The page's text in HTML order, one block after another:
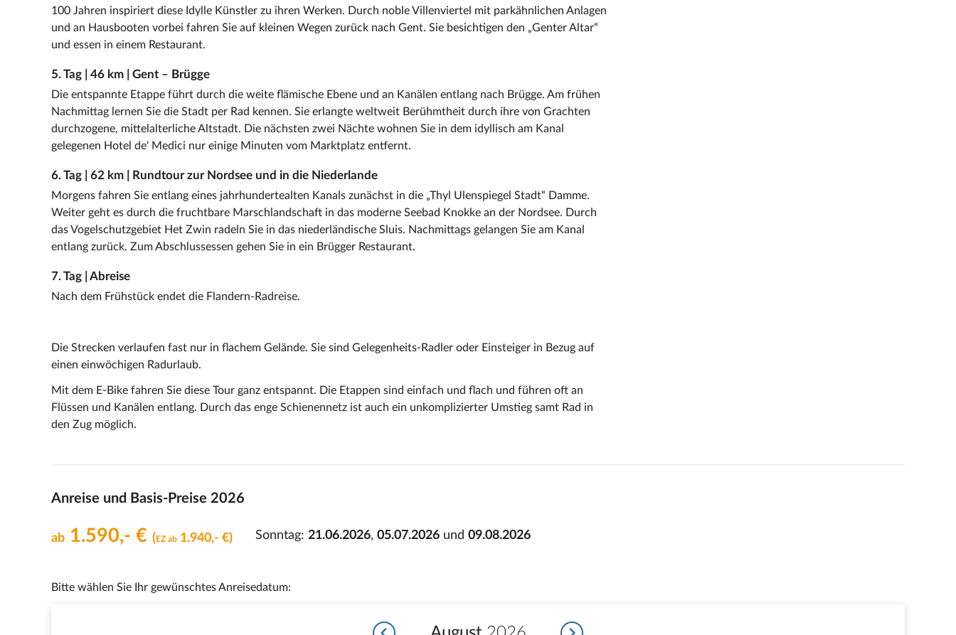
100 Jahren inspiriert diese Idylle Künstler zu ihren Werken. Durch noble Villenviertel mit parkähnlichen Anlagen
und an Hausbooten vorbei fahren Sie auf kleinen Wegen zurück nach Gent. Sie besichtigen den „Genter Altar“
und essen in einem Restaurant.
5. Tag | 46 km | Gent – Brügge
Die entspannte Etappe führt durch die weite flämische Ebene und an Kanälen entlang nach Brügge. Am frühen
Nachmittag lernen Sie die Stadt per Rad kennen. Sie erlangte weltweit Berühmtheit durch ihre von Grachten
durchzogene, mittelalterliche Altstadt. Die nächsten zwei Nächte wohnen Sie in dem idyllisch am Kanal
gelegenen Hotel de' Medici nur einige Minuten vom Marktplatz entfernt.
6. Tag | 62 km | Rundtour zur Nordsee und in die Niederlande
Morgens fahren Sie entlang eines jahrhundertealten Kanals zunächst in die „Thyl Ulenspiegel Stadt“ Damme.
Weiter geht es durch die fruchtbare Marschlandschaft in das moderne Seebad Knokke an der Nordsee. Durch
das Vogelschutzgebiet Het Zwin radeln Sie in das niederländische Sluis. Nachmittags gelangen Sie am Kanal
entlang zurück. Zum Abschlussessen gehen Sie in ein Brügger Restaurant.
7. Tag | Abreise
Nach dem Frühstück endet die Flandern-Radreise.
Die Strecken verlaufen fast nur in flachem Gelände. Sie sind Gelegenheits-Radler oder Einsteiger in Bezug auf
einen einwöchigen Radurlaub.
Mit dem E-Bike fahren Sie diese Tour ganz entspannt. Die Etappen sind einfach und flach und führen oft an
Flüssen und Kanälen entlang. Durch das enge Schienennetz ist auch ein unkomplizierter Umstieg samt Rad in
den Zug möglich.
Anreise und Basis-Preise 2026
ab 1.590,- € (EZ ab 1.940,- €) Sonntag: 21.06.2026, 05.07.2026 und 09.08.2026
Bitte wählen Sie Ihr gewünschtes Anreisedatum: